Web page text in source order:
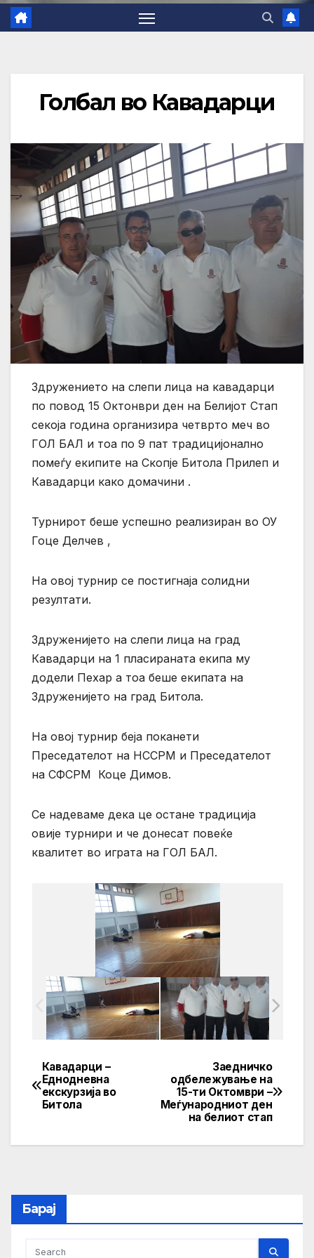
Голбал во Кавадарци
Здружението на слепи лица на кавадарци
по повод 15 Октонври ден на Белијот Стап
секоја година организира четврто меч во
ГОЛ БАЛ и тоа по 9 пат традицијонално
помеѓу екипите на Скопје Битола Прилеп и
Кавадарци како домачини .
Турнирот беше успешно реализиран во ОУ
Гоце Делчев ,
На овој турнир се постигнаја солидни
резултати.
Здруженијето на слепи лица на град
Кавадарци на 1 пласираната екипа му
додели Пехар а тоа беше екипата на
Здруженијето на град Битола.
На овој турнир беја поканети
Преседателот на НССРМ и Преседателот
на СФСРМ Коце Димов.
Се надеваме дека це остане традиција
овије турнири и че донесат повеќе
квалитет во играта на ГОЛ БАЛ.
Post
navigation
Заедничко
одбележување на
15-ти Октомври –
Меѓународниот ден
на белиот стап
Кавадарци –
Еднодневна
екскурзија во
Битола
Барај